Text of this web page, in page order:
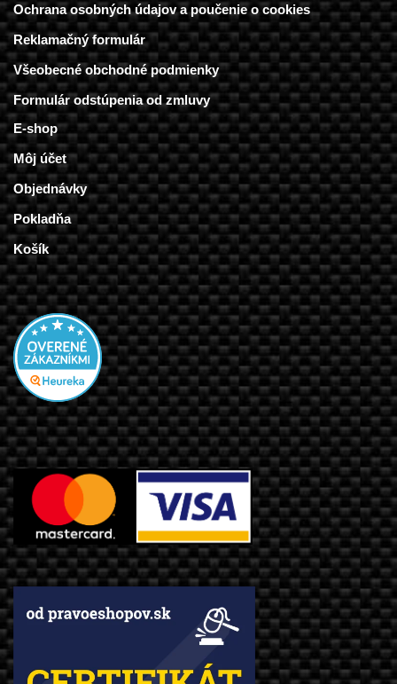
Ochrana osobných údajov a poučenie o cookies
Reklamačný formulár
Všeobecné obchodné podmienky
Formulár odstúpenia od zmluvy
E-shop
Môj účet
Objednávky
Pokladňa
Košík